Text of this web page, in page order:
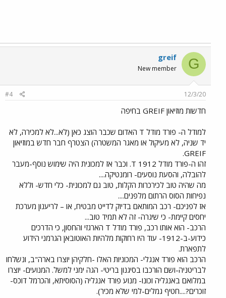
G
greif
New member
12/3/20
#4
חדשות מוזיאון GREIF בחיפה
למודל ה- פורד מודל T האדום שכבר הוצג כאן (לא...לא למכירה, לא
יד שניה, לא מעיקול או מאגר המשטרה) הצטרף חבר חדש במוזיאון
GREIF.
זהו ה-פורד מודל T 1912. וכבר אז למכונית היה שימוש נוסף-מעבר
להובלה, והסעת נוסעים- רומנטיקה....
מה שהיה טוב לכירכרות הקלות, טוב גם למכונית- כלי חדש- וללא
נפיחות הסוס הרתום מלפנים....
אז לפניכם- רכב המותאם בדיוק לדייט מבטיח, או – לריענון מערכת
יחסים קיימת- כי שיגרה- זה לא תמיד טוב...
הרכב- הוא אותו רכב, פורד מודל T הארגזי והחסון, כי הדרכים
כידוע-ב-1912- עוד היו רחוקות מלהיות האוטובאן הגרמני הידוע
לתפארת.
הרכב הוא פורד אנגלי- המכוניות האלו -חלקיהן יוצרו בארה"ב, ונשלחו
לבריטניה-ושם הורכבו בסיגנון בריטי- הגה ימני למשל. המנועים- יוצרו
במלואם באנגליה וכונו- מנוע פורד אנגליה (הסוסיתא, והכרמל דוכס-
זוכרים?....חטיף גמלים-למי שלא מכיר).